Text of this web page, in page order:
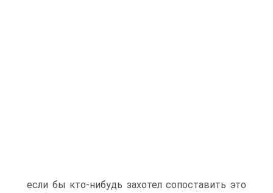
если бы кто-нибудь захотел сопоставить это